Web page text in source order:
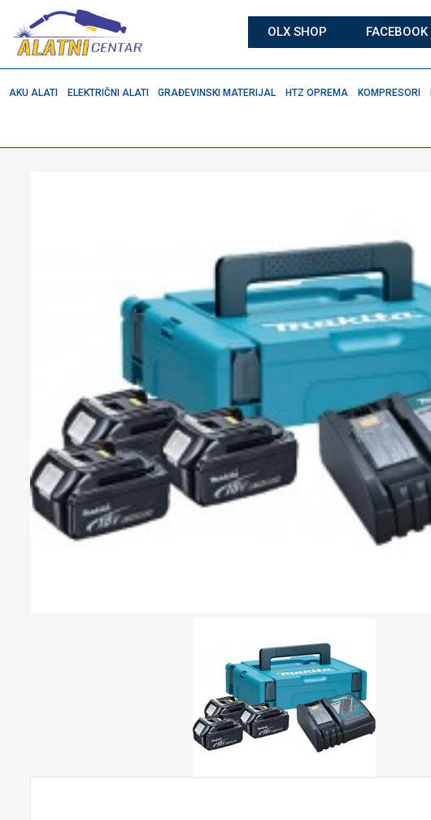
OLX SHOP FACEBOOK
AKU ALATI ELEKTRIČNI ALATI GRAĐEVINSKI MATERIJAL HTZ OPREMA KOMPRESORI